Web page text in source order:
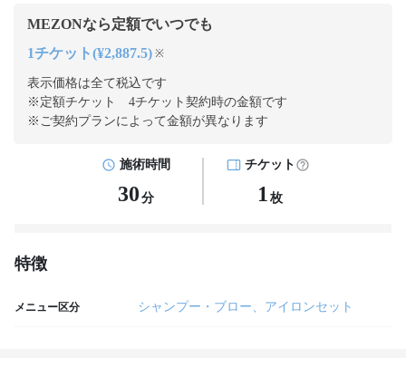
MEZONなら定額でいつでも
1チケット(¥2,887.5) ※
表示価格は全て税込です
※定額チケット 4チケット契約時の金額です
※ご契約プランによって金額が異なります
施術時間
30 分
チケット
1 枚
特徴
メニュー区分 シャンプー・ブロー、アイロンセット